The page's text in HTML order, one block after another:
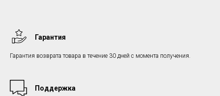
Гарантия
Гарантия возврата товара в течение 30 дней с момента получения.
Поддержка